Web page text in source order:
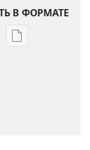
В ФОРМАТЕ
Варианты